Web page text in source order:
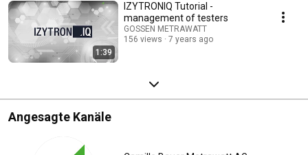
1:39
IZYTRONIQ Tutorial -
management of testers
GOSSEN METRAWATT
156 views
7 years ago
Angesagte Kanäle